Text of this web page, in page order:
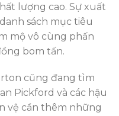
lượng cao. Sự xuất
sách mục tiêu
mộ vô cùng phấn
bom tấn.
cũng đang tìm
Pickford và các hậu
vệ cần thêm những